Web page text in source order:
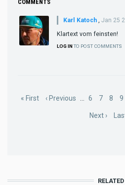
COMMENTS
Karl Katoch Jan 25
Klartext vom feinsten!
LOG IN TO POST COMMENTS
First
« First
Previous
‹ Previous Page
6 Page
7 Page
8 9
Next
Next ›
RELATED